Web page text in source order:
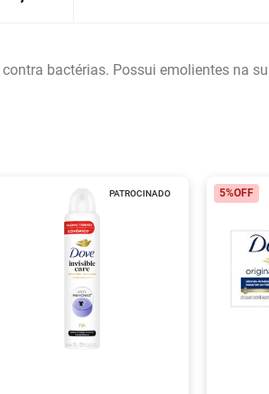
bactérias. Possui emolientes na
PATROCINADO 5%OFF